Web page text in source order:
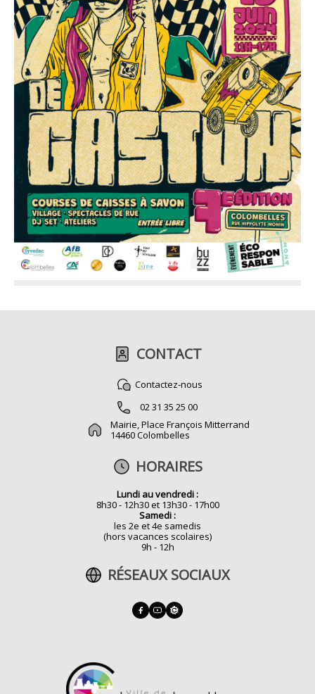
CONTACT
Contactez-nous
02 31 35 25 00
Mairie, Place François Mitterrand
14460 Colombelles
HORAIRES
Lundi au vendredi :
8h30 - 12h30 et 13h30 - 17h00
Samedi :
les 2e et 4e samedis
(hors vacances scolaires)
9h - 12h
RÉSEAUX SOCIAUX